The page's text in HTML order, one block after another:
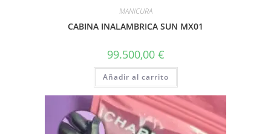
MANICURA
CABINA INALAMBRICA SUN MX01
99.500,00 €
Añadir al carrito